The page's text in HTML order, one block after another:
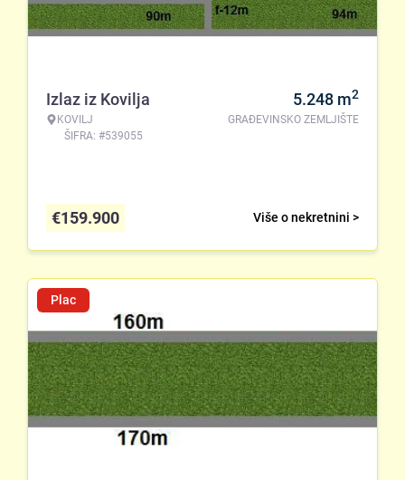
Izlaz iz Kovilja
KOVILJ
ŠIFRA: #539055
5.248 m2
GRAĐEVINSKO ZEMLJIŠTE
Više o nekretnini >
€159.900
Plac